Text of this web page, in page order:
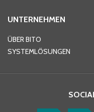
UNTERNEHMEN
ÜBER BITO
SYSTEMLÖSUNGEN